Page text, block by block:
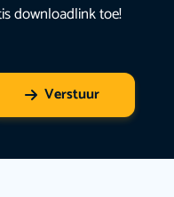
downloadlink toe!
Verstuur